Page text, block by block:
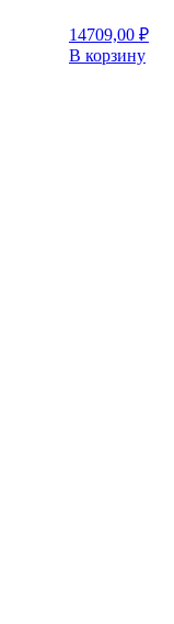
14709,00 ₽
В корзину